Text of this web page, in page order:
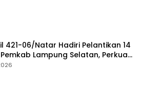
421-06/Natar Hadiri Pelantikan 14
Lampung Selatan, Perkuat
dan Pemerintah Daerah